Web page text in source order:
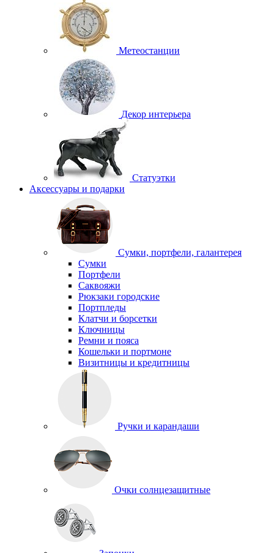
Метеостанции
Декор интерьера
Статуэтки
Аксессуары и подарки
Сумки, портфели, галантерея
Сумки
Портфели
Саквояжи
Рюкзаки городские
Портпледы
Клатчи и борсетки
Ключницы
Ремни и пояса
Кошельки и портмоне
Визитницы и кредитницы
Ручки и карандаши
Очки солнцезащитные